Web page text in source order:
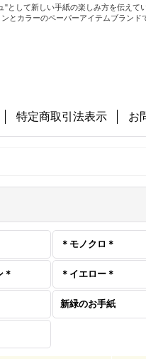
"として新しい手紙の楽しみ方を伝えて
とカラーのペーパーアイテムブランド
特定商取引法表示 お
＊モノクロ＊
＊ ＊イエロー＊
新緑のお手紙